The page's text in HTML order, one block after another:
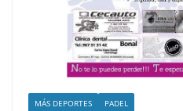
MÁS DEPORTES PADEL